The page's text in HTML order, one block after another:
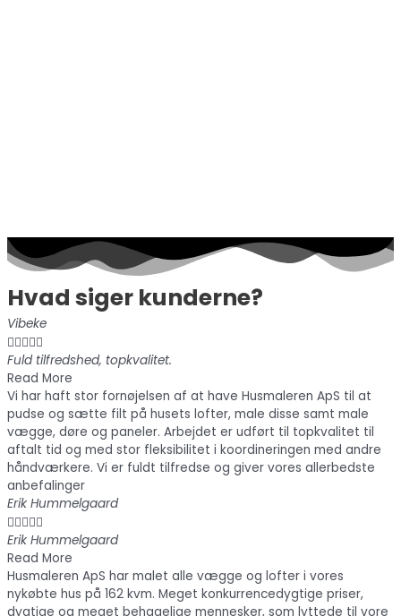
Hvad siger kunderne?
Vibeke

Fuld tilfredshed, topkvalitet.
Read More
Vi har haft stor fornøjelsen af at have Husmaleren ApS til at
pudse og sætte filt på husets lofter, male disse samt male
vægge, døre og paneler. Arbejdet er udført til topkvalitet til
aftalt tid og med stor fleksibilitet i koordineringen med andre
håndværkere. Vi er fuldt tilfredse og giver vores allerbedste
anbefalinger
Erik Hummelgaard

Erik Hummelgaard
Read More
Husmaleren ApS har malet alle vægge og lofter i vores
nykøbte hus på 162 kvm. Meget konkurrencedygtige priser,
dygtige og meget behagelige mennesker, som lyttede til vore